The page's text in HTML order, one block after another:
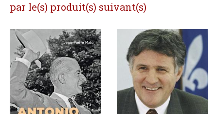
par le(s) produit(s) suivant(s)